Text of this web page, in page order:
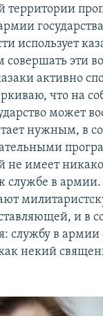
территории
использует
совершать эти
активно
что на
может
нужным, в
не имеет
службе в
и в
службу в армии
некий